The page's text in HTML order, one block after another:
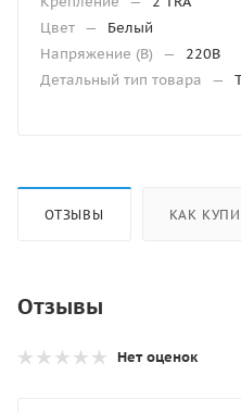
Цвет —
Белый
Напряжение (В)
—
220В
Детальный тип товара
—
ОТЗЫВЫ КАК
Отзывы
Нет оценок